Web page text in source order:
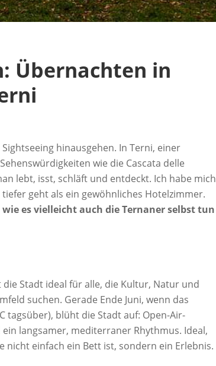
Übernachten in
hinausgehen. In Terni, einer
wie die Cascata delle
lebt, isst, schläft und entdeckt. Ich habe mich
geht als ein gewöhnliches Hotelzimmer.
es vielleicht auch die Ternaner selbst tun
Stadt ideal für alle, die Kultur, Natur und
suchen. Gerade Ende Juni, wenn das
tagsüber), blüht die Stadt auf: Open-Air-
langsamer, mediterraner Rhythmus. Ideal,
nicht einfach ein Bett ist, sondern ein Erlebnis.